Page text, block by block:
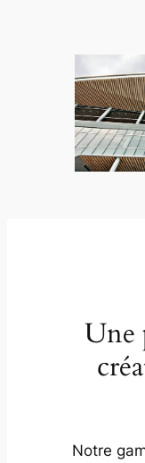
Une
Notre